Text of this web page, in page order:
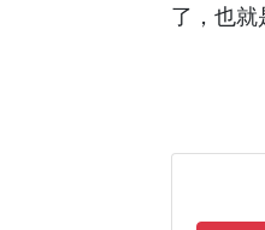
了，也就